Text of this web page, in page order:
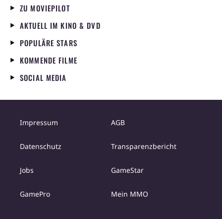
ZU MOVIEPILOT
AKTUELL IM KINO & DVD
POPULÄRE STARS
KOMMENDE FILME
SOCIAL MEDIA
Impressum AGB
Datenschutz Transparenzbericht
Jobs GameStar
GamePro Mein MMO